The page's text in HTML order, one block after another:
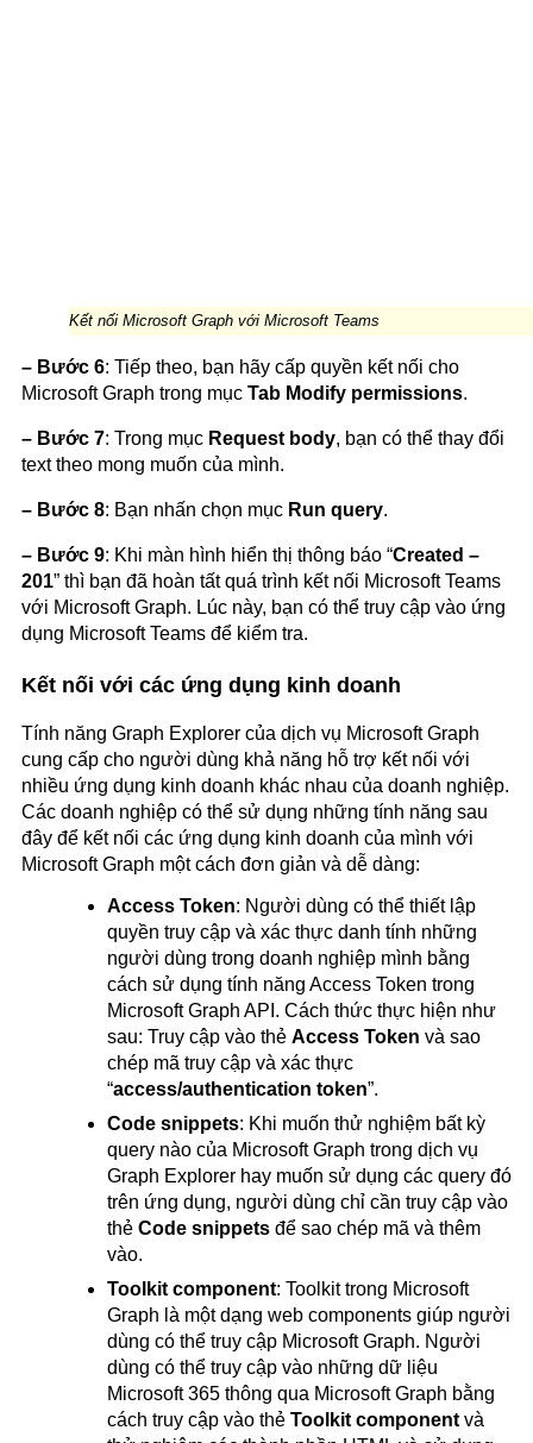
Kết nối Microsoft Graph với Microsoft Teams
– Bước 6: Tiếp theo, bạn hãy cấp quyền kết nối cho
Microsoft Graph trong mục Tab Modify permissions.
– Bước 7: Trong mục Request body, bạn có thể thay đổi
text theo mong muốn của mình.
– Bước 8: Bạn nhấn chọn mục Run query.
– Bước 9: Khi màn hình hiển thị thông báo “Created –
201” thì bạn đã hoàn tất quá trình kết nối Microsoft Teams
với Microsoft Graph. Lúc này, bạn có thể truy cập vào ứng
dụng Microsoft Teams để kiểm tra.
Kết nối với các ứng dụng kinh doanh
Tính năng Graph Explorer của dịch vụ Microsoft Graph
cung cấp cho người dùng khả năng hỗ trợ kết nối với
nhiều ứng dụng kinh doanh khác nhau của doanh nghiệp.
Các doanh nghiệp có thể sử dụng những tính năng sau
đây để kết nối các ứng dụng kinh doanh của mình với
Microsoft Graph một cách đơn giản và dễ dàng:
Access Token: Người dùng có thể thiết lập
quyền truy cập và xác thực danh tính những
người dùng trong doanh nghiệp mình bằng
cách sử dụng tính năng Access Token trong
Microsoft Graph API. Cách thức thực hiện như
sau: Truy cập vào thẻ Access Token và sao
chép mã truy cập và xác thực
“access/authentication token”.
Code snippets: Khi muốn thử nghiệm bất kỳ
query nào của Microsoft Graph trong dịch vụ
Graph Explorer hay muốn sử dụng các query đó
trên ứng dụng, người dùng chỉ cần truy cập vào
thẻ Code snippets để sao chép mã và thêm
vào.
Toolkit component: Toolkit trong Microsoft
Graph là một dạng web components giúp người
dùng có thể truy cập Microsoft Graph. Người
dùng có thể truy cập vào những dữ liệu
Microsoft 365 thông qua Microsoft Graph bằng
cách truy cập vào thẻ Toolkit component và